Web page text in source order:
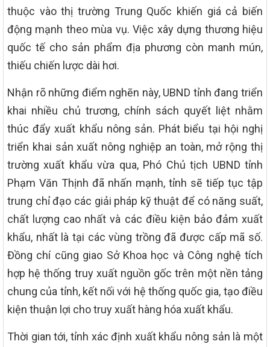
thuộc vào thị trường Trung Quốc khiến giá cả biến
động mạnh theo mùa vụ. Việc xây dựng thương hiệu
quốc tế cho sản phẩm địa phương còn manh mún,
thiếu chiến lược dài hơi.
Nhận rõ những điểm nghẽn này, UBND tỉnh đang triển
khai nhiều chủ trương, chính sách quyết liệt nhằm
thúc đẩy xuất khẩu nông sản. Phát biểu tại hội nghị
triển khai sản xuất nông nghiệp an toàn, mở rộng thị
trường xuất khẩu vừa qua, Phó Chủ tịch UBND tỉnh
Phạm Văn Thịnh đã nhấn mạnh, tỉnh sẽ tiếp tục tập
trung chỉ đạo các giải pháp kỹ thuật để có năng suất,
chất lượng cao nhất và các điều kiện bảo đảm xuất
khẩu, nhất là tại các vùng trồng đã được cấp mã số.
Đồng chí cũng giao Sở Khoa học và Công nghệ tích
hợp hệ thống truy xuất nguồn gốc trên một nền tảng
chung của tỉnh, kết nối với hệ thống quốc gia, tạo điều
kiện thuận lợi cho truy xuất hàng hóa xuất khẩu.
Thời gian tới, tỉnh xác định xuất khẩu nông sản là một